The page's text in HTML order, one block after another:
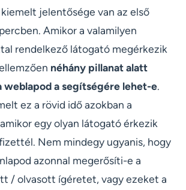
jelentősége van az első
Amikor a valamilyen
rendelkező látogató megérkezik
néhány pillanat alatt
weblapod a segítségére lehet-e.
ez a rövid idő azokban a
egy olyan látogató érkezik
Nem mindegy ugyanis, hogy
azonnal megerősíti-e a
/ olvasott ígéretet, vagy ezeket a